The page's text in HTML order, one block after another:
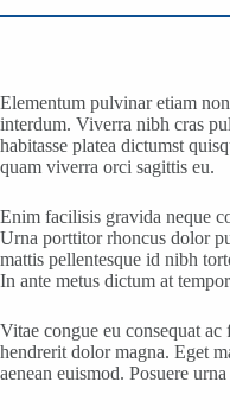
Elementum pulvinar etiam
interdum. Viverra nibh cras
habitasse platea dictumst
quam viverra orci sagittis eu.
Enim facilisis gravida neque
Urna porttitor rhoncus dolor
mattis pellentesque id nibh
In ante metus dictum at
Vitae congue eu consequat
hendrerit dolor magna. Eget
aenean euismod. Posuere